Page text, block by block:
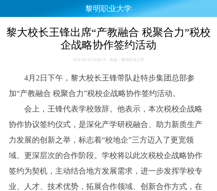
黎明职业大学
黎大校长王锋出席“产教融合 税聚合力”税校
企战略协作签约活动
2024-04-10 10:06:13 来源：黎明职业大学
4月2日下午，黎大校长王锋带队赴特步集团总部参
加“产教融合 税聚合力”税校企战略协作签约活动。
会上，王锋代表学校致辞。他表示，本次税校企战略
协作协议签约仪式，是深化产学研税融合、助力新质生产
力发展的创新之举，标志着“校地企”三方迈入了更宽领
域、更深层次的合作阶段。学校将以此次税校企战略协作
签约为契机，主动结合地方发展需求，进一步发挥学校专
业、人才、技术优势，拓展合作领域、创新合作方式，在